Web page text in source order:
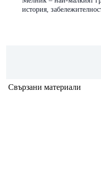
история,
Свързани материали